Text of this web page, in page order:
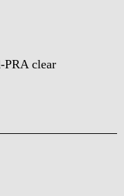
PRA clear